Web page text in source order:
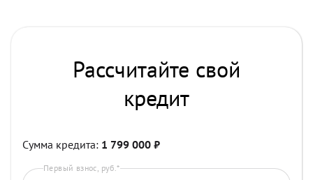
Рассчитайте свой
кредит
Сумма кредита: 1 799 000 ₽
Первый взнос, руб.*